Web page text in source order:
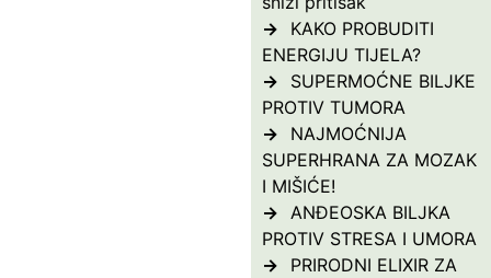
KAKO PROBUDITI
ENERGIJU TIJELA?
SUPERMOĆNE BILJKE
PROTIV TUMORA
NAJMOĆNIJA
SUPERHRANA ZA MOZAK
I MIŠIĆE!
ANĐEOSKA BILJKA
PROTIV STRESA I UMORA
PRIRODNI ELIXIR ZA